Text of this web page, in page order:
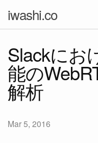
iwashi.co
Slackにお
能の
解析
Mar 5, 2016